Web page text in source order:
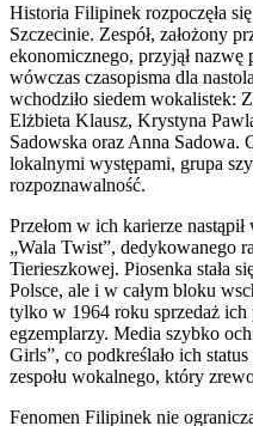
Historia Filipinek rozpoczęła
Szczecinie. Zespół, założony
ekonomicznego, przyjął nazwę
wówczas czasopisma dla
wchodziło siedem wokalistek:
Elżbieta Klausz, Krystyna
Sadowska oraz Anna Sadowa.
lokalnymi występami, grupa
rozpoznawalność.
Przełom w ich karierze
„Wala Twist”, dedykowanego
Tierieszkowej. Piosenka stała
Polsce, ale i w całym bloku
tylko w 1964 roku sprzedaż ich
egzemplarzy. Media szybko
Girls”, co podkreślało ich
zespołu wokalnego, który
Fenomen Filipinek nie